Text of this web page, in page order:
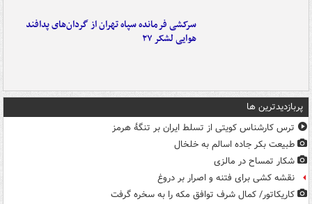
سرکشی فرمانده سپاه تهران از گردان‌های پدافند
هوایی لشکر ۲۷
پربازدیدترین ها
ترس کارشناس کویتی از تسلط ایران بر تنگۀ هرمز
طبیعت بکر جاده اسالم به خلخال
شکار تمساح در مالزی
نقشه کشی برای فتنه و اصرار بر دروغ
کاریکاتور/ کمال شرف توافق مکه را به سخره گرفت